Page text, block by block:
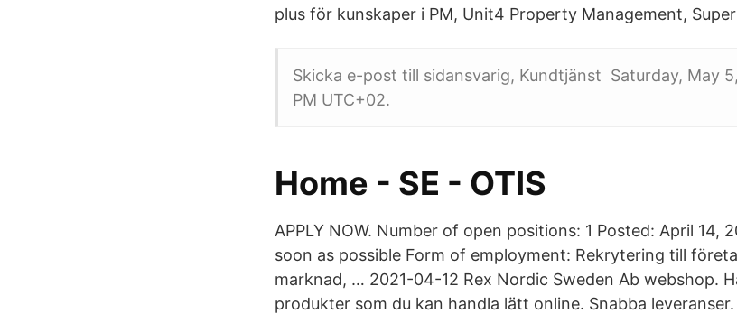
plus för kunskaper i PM, Unit4 Property Management,
Skicka e-post till sidansvarig, Kundtjänst Saturday, May
PM UTC+02.
Home - SE - OTIS
APPLY NOW. Number of open positions: 1 Posted: April 14,
soon as possible Form of employment: Rekrytering till
marknad, … 2021-04-12 Rex Nordic Sweden Ab webshop.
produkter som du kan handla lätt online. Snabba